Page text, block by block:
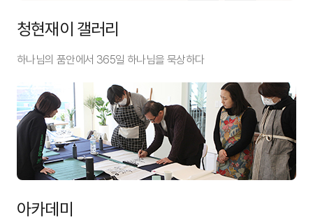
청현재이 갤러리
하나님의 품안에서 365일 하나님을 묵상하다
아카데미